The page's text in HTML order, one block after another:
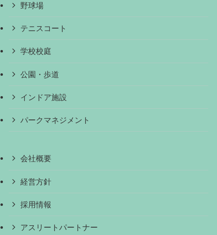
野球場
テニスコート
学校校庭
公園・歩道
インドア施設
パークマネジメント
会社概要
経営方針
採用情報
アスリートパートナー